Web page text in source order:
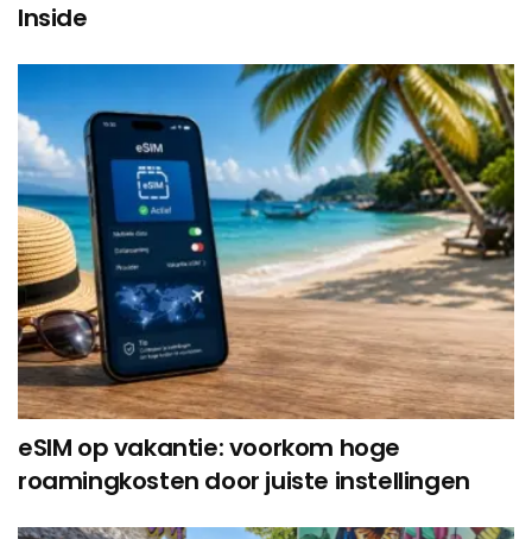
Inside
eSIM op vakantie: voorkom hoge
roamingkosten door juiste instellingen